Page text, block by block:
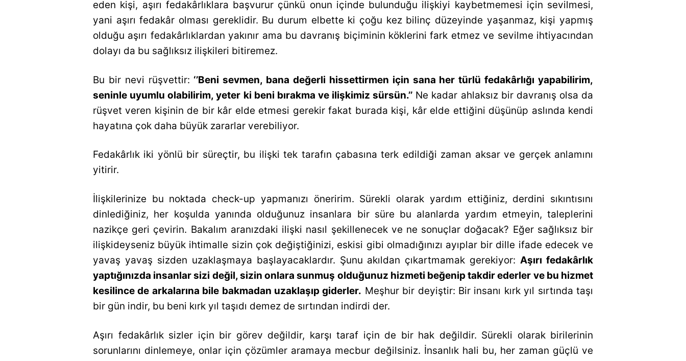
eden kişi, aşırı fedakârlıklara başvurur çünkü onun içinde bulunduğu ilişkiyi kaybetmemesi için sevilmesi,
yani aşırı fedakâr olması gereklidir. Bu durum elbette ki çoğu kez bilinç düzeyinde yaşanmaz, kişi yapmış
olduğu aşırı fedakârlıklardan yakınır ama bu davranış biçiminin köklerini fark etmez ve sevilme ihtiyacından
dolayı da bu sağlıksız ilişkileri bitiremez.
Bu bir nevi rüşvettir: ‘’Beni sevmen, bana değerli hissettirmen için sana her türlü fedakârlığı yapabilirim,
seninle uyumlu olabilirim, yeter ki beni bırakma ve ilişkimiz sürsün.’’ Ne kadar ahlaksız bir davranış olsa da
rüşvet veren kişinin de bir kâr elde etmesi gerekir fakat burada kişi, kâr elde ettiğini düşünüp aslında kendi
hayatına çok daha büyük zararlar verebiliyor.
Fedakârlık iki yönlü bir süreçtir, bu ilişki tek tarafın çabasına terk edildiği zaman aksar ve gerçek anlamını
yitirir.
İlişkilerinize bu noktada check-up yapmanızı öneririm. Sürekli olarak yardım ettiğiniz, derdini sıkıntısını
dinlediğiniz, her koşulda yanında olduğunuz insanlara bir süre bu alanlarda yardım etmeyin, taleplerini
nazikçe geri çevirin. Bakalım aranızdaki ilişki nasıl şekillenecek ve ne sonuçlar doğacak? Eğer sağlıksız bir
ilişkideyseniz büyük ihtimalle sizin çok değiştiğinizi, eskisi gibi olmadığınızı ayıplar bir dille ifade edecek ve
yavaş yavaş sizden uzaklaşmaya başlayacaklardır. Şunu akıldan çıkartmamak gerekiyor:Aşırı fedakârlık
yaptığınızda insanlar sizi değil, sizin onlara sunmuş olduğunuz hizmeti beğenip takdir ederler ve bu hizmet
kesilince de arkalarına bile bakmadan uzaklaşıp giderler. Meşhur bir deyiştir: Bir insanı kırk yıl sırtında taşı
bir gün indir, bu beni kırk yıl taşıdı demez de sırtından indirdi der.
Aşırı fedakârlık sizler için bir görev değildir, karşı taraf için de bir hak değildir. Sürekli olarak birilerinin
sorunlarını dinlemeye, onlar için çözümler aramaya mecbur değilsiniz. İnsanlık hali bu, her zaman güçlü ve